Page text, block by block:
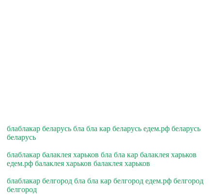
блаблакар беларусь бла бла кар беларусь едем.рф беларусь
беларусь
блаблакар балаклея харьков бла бла кар балаклея харьков
едем.рф балаклея харьков балаклея харьков
блаблакар белгород бла бла кар белгород едем.рф белгород
белгород